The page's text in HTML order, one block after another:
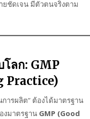
ชัดเจน มีตัวตนจริงตาม
โลก: GMP
Practice)
ารผลิต” ต้องได้มาตรฐาน
งมาตรฐาน GMP (Good